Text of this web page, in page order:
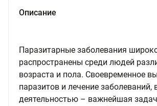
Описание
Паразитарные заболевания
распространены среди людей
возраста и пола. Своевременное
паразитов и лечение
деятельностью – важнейшая